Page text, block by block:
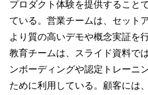
プロダクト体験を提供すること
ている。営業チームは、セット
より質の高いデモや概念実証を
教育チームは、スライド資料で
ンボーディングや認定トレーニ
ために利用している。顧客には